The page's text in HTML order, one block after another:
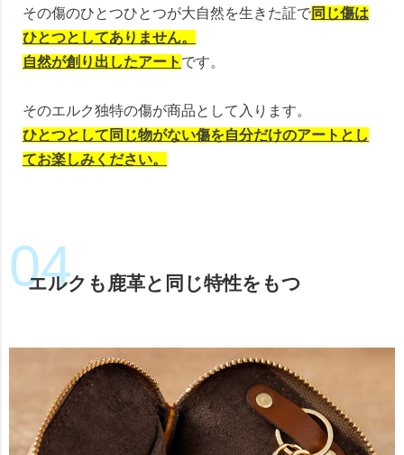
その傷のひとつひとつが大自然を生きた証で同じ傷は
ひとつとしてありません。
自然が創り出したアート です。
そのエルク独特の傷が商品として入ります。
ひとつとして同じ物がない傷を自分だけのアートとし
てお楽しみください。
エルクも鹿革と同じ特性をもつ